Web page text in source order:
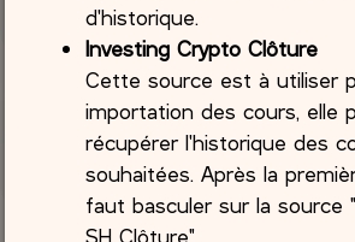
d'historique.
Investing Crypto Clôture
Cette source est à utiliser
importation des cours, elle
récupérer l'historique des
souhaitées. Après la
faut basculer sur la source
SH Clôture"